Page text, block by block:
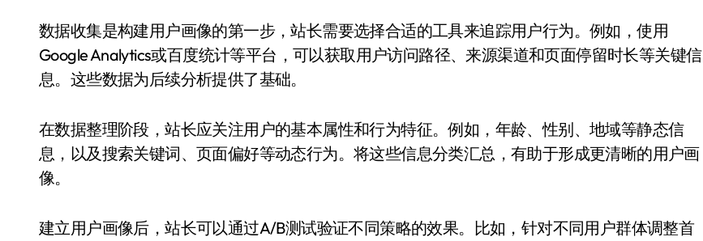
数据收集是构建用户画像的第一步，站长需要选择合适的工具来追踪用户行为。例如，使用
Google Analytics或百度统计等平台，可以获取用户访问路径、来源渠道和页面停留时长等关键信
息。这些数据为后续分析提供了基础。
在数据整理阶段，站长应关注用户的基本属性和行为特征。例如，年龄、性别、地域等静态信
息，以及搜索关键词、页面偏好等动态行为。将这些信息分类汇总，有助于形成更清晰的用户画
像。
建立用户画像后，站长可以通过A/B测试验证不同策略的效果。比如，针对不同用户群体调整首